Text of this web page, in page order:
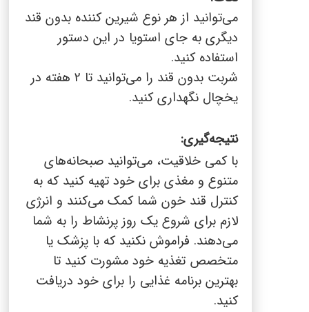
می‌توانید از هر نوع شیرین کننده بدون قند
دیگری به جای استویا در این دستور
استفاده کنید.
شربت بدون قند را می‌توانید تا 2 هفته در
یخچال نگهداری کنید.
نتیجه‌گیری:
با کمی خلاقیت، می‌توانید صبحانه‌های
متنوع و مغذی برای خود تهیه کنید که به
کنترل قند خون شما کمک می‌کنند و انرژی
لازم برای شروع یک روز پرنشاط را به شما
می‌دهند. فراموش نکنید که با پزشک یا
متخصص تغذیه خود مشورت کنید تا
بهترین برنامه غذایی را برای خود دریافت
کنید.